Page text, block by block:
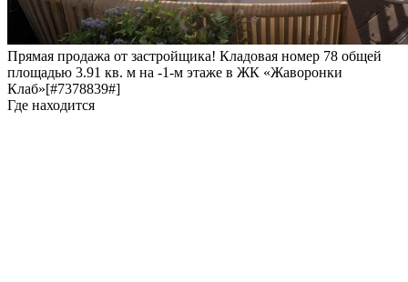
Прямая продажа от застройщика! Кладовая номер 78 общей
площадью 3.91 кв. м на -1-м этаже в ЖК «Жаворонки
Клаб»[#7378839#]
Где находится